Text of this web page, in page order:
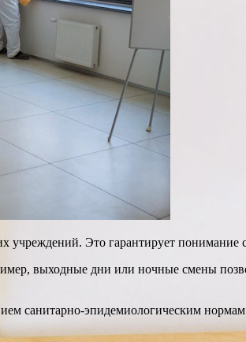
Это гарантирует
выходные дни или ночные смены
санитарно-эпидемиологическим